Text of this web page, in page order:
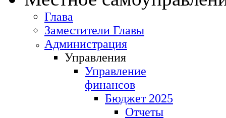
Глава
Заместители Главы
Администрация
Управления
Управление
финансов
Бюджет 2025
Отчеты